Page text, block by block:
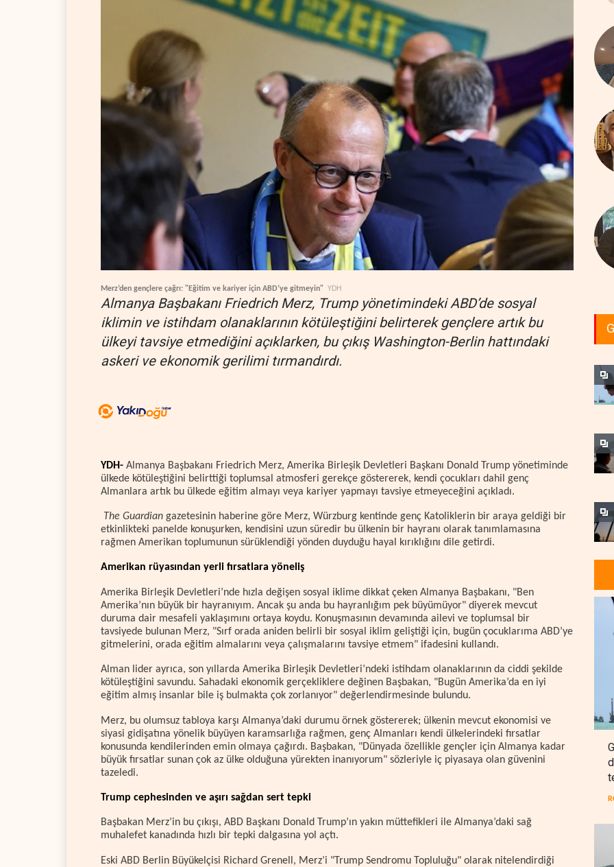
Merz’den gençlere çağrı: "Eğitim ve kariyer için ABD’ye gitmeyin" YDH
Almanya Başbakanı Friedrich Merz, Trump yönetimindeki ABD’de sosyal
iklimin ve istihdam olanaklarının kötüleştiğini belirterek gençlere artık bu
ülkeyi tavsiye etmediğini açıklarken, bu çıkış Washington-Berlin hattındaki
askeri ve ekonomik gerilimi tırmandırdı.
YDH- Almanya Başbakanı Friedrich Merz, Amerika Birleşik Devletleri Başkanı Donald Trump yönetiminde
ülkede kötüleştiğini belirttiği toplumsal atmosferi gerekçe göstererek, kendi çocukları dahil genç
Almanlara artık bu ülkede eğitim almayı veya kariyer yapmayı tavsiye etmeyeceğini açıkladı.
The Guardian gazetesinin haberine göre Merz, Würzburg kentinde genç Katoliklerin bir araya geldiği bir
etkinlikteki panelde konuşurken, kendisini uzun süredir bu ülkenin bir hayranı olarak tanımlamasına
rağmen Amerikan toplumunun sürüklendiği yönden duyduğu hayal kırıklığını dile getirdi.
Amerikan rüyasından yerli fırsatlara yöneliş
Amerika Birleşik Devletleri’nde hızla değişen sosyal iklime dikkat çeken Almanya Başbakanı, "Ben
Amerika’nın büyük bir hayranıyım. Ancak şu anda bu hayranlığım pek büyümüyor" diyerek mevcut
duruma dair mesafeli yaklaşımını ortaya koydu. Konuşmasının devamında ailevi ve toplumsal bir
tavsiyede bulunan Merz, "Sırf orada aniden belirli bir sosyal iklim geliştiği için, bugün çocuklarıma ABD’ye
gitmelerini, orada eğitim almalarını veya çalışmalarını tavsiye etmem" ifadesini kullandı.
Alman lider ayrıca, son yıllarda Amerika Birleşik Devletleri’ndeki istihdam olanaklarının da ciddi şekilde
kötüleştiğini savundu. Sahadaki ekonomik gerçekliklere değinen Başbakan, "Bugün Amerika’da en iyi
eğitim almış insanlar bile iş bulmakta çok zorlanıyor" değerlendirmesinde bulundu.
Merz, bu olumsuz tabloya karşı Almanya’daki durumu örnek göstererek; ülkenin mevcut ekonomisi ve
siyasi gidişatına yönelik büyüyen karamsarlığa rağmen, genç Almanları kendi ülkelerindeki fırsatlar
konusunda kendilerinden emin olmaya çağırdı. Başbakan, "Dünyada özellikle gençler için Almanya kadar
büyük fırsatlar sunan çok az ülke olduğuna yürekten inanıyorum" sözleriyle iç piyasaya olan güvenini
tazeledi.
Trump cephesinden ve aşırı sağdan sert tepki
Başbakan Merz’in bu çıkışı, ABD Başkanı Donald Trump’ın yakın müttefikleri ile Almanya’daki sağ
muhalefet kanadında hızlı bir tepki dalgasına yol açtı.
Eski ABD Berlin Büyükelçisi Richard Grenell, Merz’i "Trump Sendromu Topluluğu" olarak nitelendirdiği